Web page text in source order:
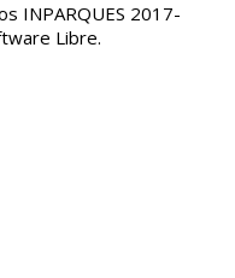
INPARQUES 2017-
Libre.